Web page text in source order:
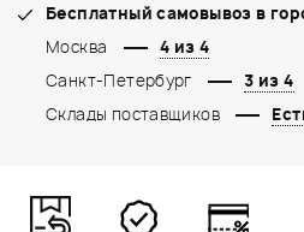
Бесплатный самовывоз в
Москва
4 из 4
Санкт-Петербург
3 из 4
Склады поставщиков